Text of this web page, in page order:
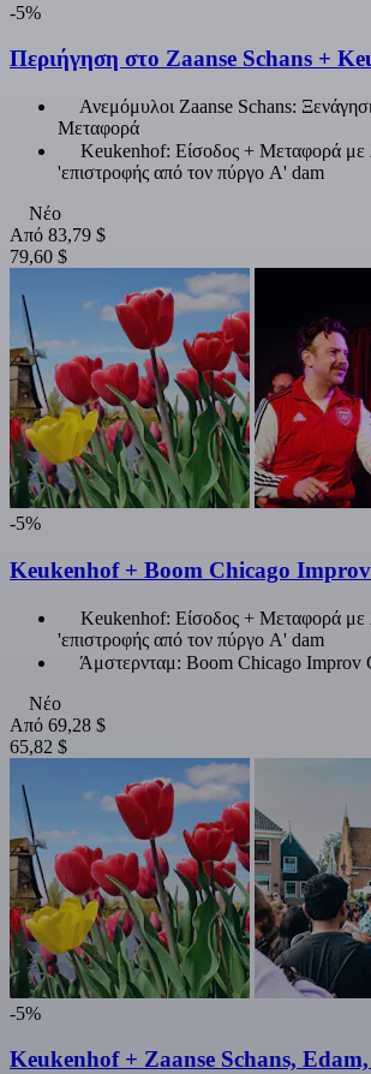
-5%
Περιήγηση στο Zaanse Schans +
Ανεμόμυλοι Zaanse Schans:
Μεταφορά
Keukenhof: Είσοδος + Μεταφορά με
'επιστροφής από τον πύργο A' dam
Νέο
Από 83,79 $
79,60 $
-5%
Keukenhof + Boom Chicago
Keukenhof: Είσοδος + Μεταφορά με
'επιστροφής από τον πύργο A' dam
Άμστερνταμ: Boom Chicago Improv
Νέο
Από 69,28 $
65,82 $
-5%
Keukenhof + Zaanse Schans,